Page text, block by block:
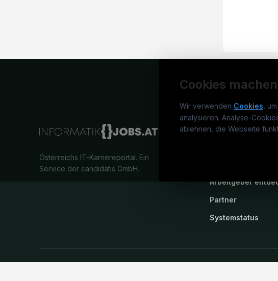
Cookies
Wir verwenden Cookies ,
analysieren. Analyse-
ablehnen, die Webseite
Österreichs IT-Karriereportal. Ein
Service der candidatis GmbH.
informatikjobs.at
Arbeitgeber
Partner
Systemstatus